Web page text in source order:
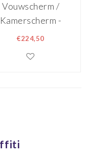
Vouwscherm /
Kamerscherm -
Cancelled
€224,50